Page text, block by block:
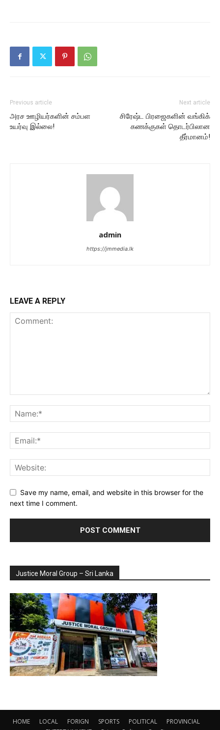
Previous article
அரச ஊழியர்களின் சம்பள
உயர்வு இல்லை!
Next article
சிரேஷ்ட பிரஜைகளின் வங்கிக்
கணக்குகள் தொடர்பிலான
தீர்மானம்!
admin
https://jmmedia.lk
LEAVE A REPLY
Save my name, email, and website in this browser for the
next time I comment.
Justice Moral Group – Sri Lanka
HOME LOCAL FORIGN SPORTS POLITICAL
PROVINCIAL